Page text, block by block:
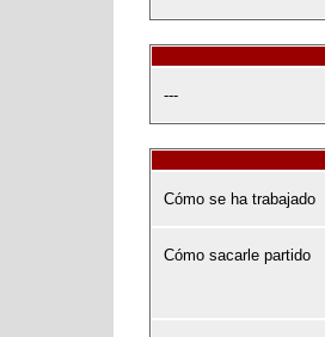
---
Cómo se ha trabajado
Cómo sacarle partido